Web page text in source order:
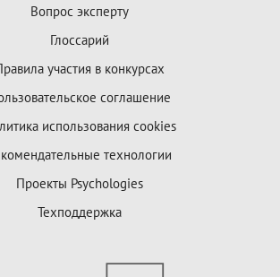
Вопрос эксперту
Глоссарий
участия в конкурсах
соглашение
использования cookies
технологии
Проекты Psychologies
Техподдержка